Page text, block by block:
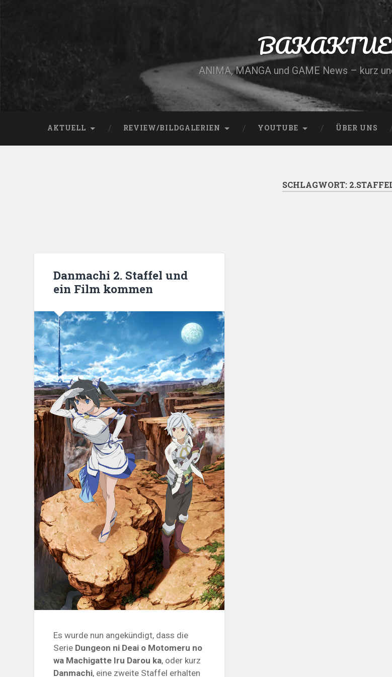
ANIMA, MANGA und GAME News – kurz
AKTUELL REVIEW/BILDGALERIEN YOUTUBE ÜBER UNS
SCHLAGWORT:
Danmachi 2. Staffel und
ein Film kommen
Es wurde nun angekündigt, dass die
Serie Dungeon ni Deai o Motomeru no
wa Machigatte Iru Darou ka, oder kurz
Danmachi, eine zweite Staffel erhalten